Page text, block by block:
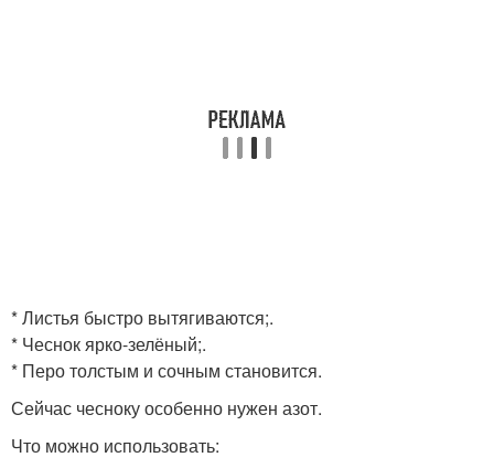
* Листья быстро вытягиваются;.
* Чеснок ярко-зелёный;.
* Перо толстым и сочным становится.
Сейчас чесноку особенно нужен азот.
Что можно использовать: